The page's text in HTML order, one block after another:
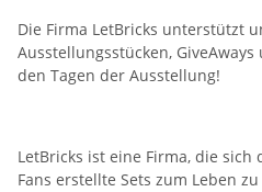
Die Firma LetBricks unterstützt
Ausstellungsstücken,
den Tagen der Ausstellung!
LetBricks ist eine Firma, die
Fans erstellte Sets zum Leben